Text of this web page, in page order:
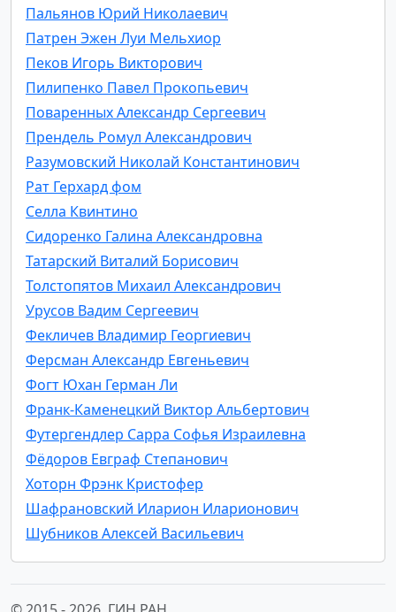
Пальянов Юрий Николаевич
Патрен Эжен Луи Мельхиор
Пеков Игорь Викторович
Пилипенко Павел Прокопьевич
Поваренных Александр Сергеевич
Прендель Ромул Александрович
Разумовский Николай Константинович
Рат Герхард фом
Селла Квинтино
Сидоренко Галина Александровна
Татарский Виталий Борисович
Толстопятов Михаил Александрович
Урусов Вадим Сергеевич
Фекличев Владимир Георгиевич
Ферсман Александр Евгеньевич
Фогт Юхан Герман Ли
Франк-Каменецкий Виктор Альбертович
Футергендлер Сарра Софья Израилевна
Фёдоров Евграф Степанович
Хоторн Фрэнк Кристофер
Шафрановский Иларион Иларионович
Шубников Алексей Васильевич